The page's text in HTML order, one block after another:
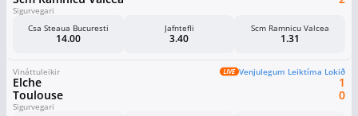
Sigurvegari
Csa Steaua Bucuresti
14.00
Jafntefli
3.40
Scm Ramnicu Valcea
1.31
Vináttuleikir Venjulegum Leiktíma Lokið
Elche
Toulouse
1
0
Sigurvegari